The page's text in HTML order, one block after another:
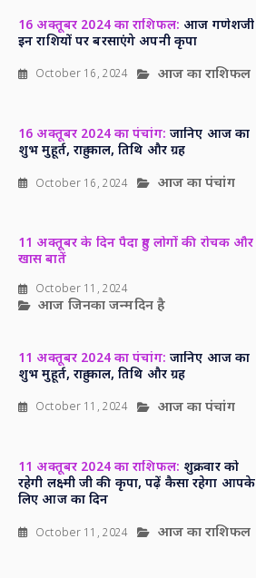
16 अक्तूबर 2024 का राशिफल: आज गणेशजी
इन राशियों पर बरसाएंगे अपनी कृपा
October 16, 2024 आज का राशिफल
16 अक्तूबर 2024 का पंचांग: जानिए आज का
शुभ मुहूर्त, राहु काल, तिथि और ग्रह
October 16, 2024 आज का पंचांग
11 अक्तूबर के दिन पैदा हुए लोगों की रोचक और
खास बातें
October 11, 2024
आज जिनका जन्मदिन है
11 अक्तूबर 2024 का पंचांग: जानिए आज का
शुभ मुहूर्त, राहु काल, तिथि और ग्रह
October 11, 2024 आज का पंचांग
11 अक्तूबर 2024 का राशिफल: शुक्रवार को
रहेगी लक्ष्मी जी की कृपा, पढ़ें कैसा रहेगा आपके
लिए आज का दिन
October 11, 2024 आज का राशिफल